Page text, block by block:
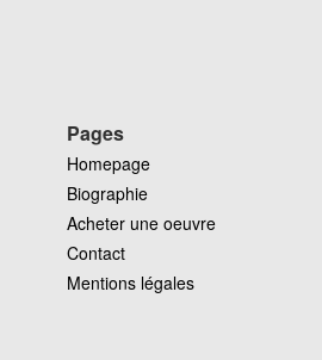
Pages
Homepage
Biographie
Acheter une oeuvre
Contact
Mentions légales